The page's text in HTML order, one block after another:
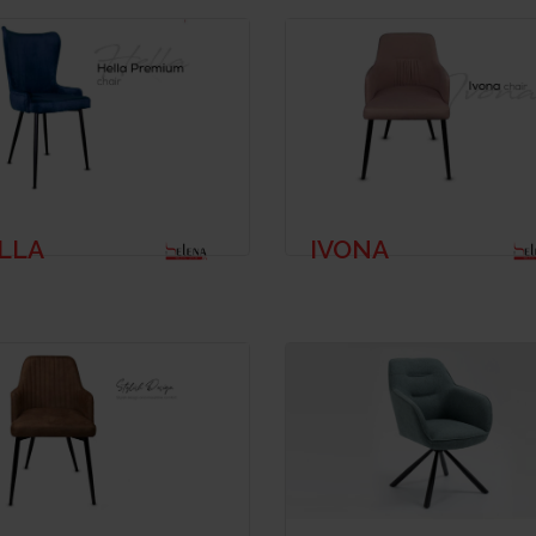
IVONA